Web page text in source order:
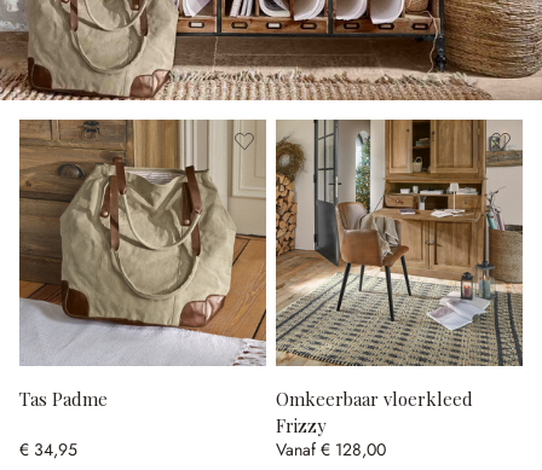
Tas Padme
€ 34,95
Omkeerbaar vloerkleed
Frizzy
Vanaf € 128,00